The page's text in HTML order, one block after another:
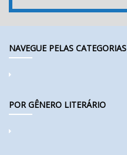
NAVEGUE PELAS CATEGORIAS
POR GÊNERO LITERÁRIO